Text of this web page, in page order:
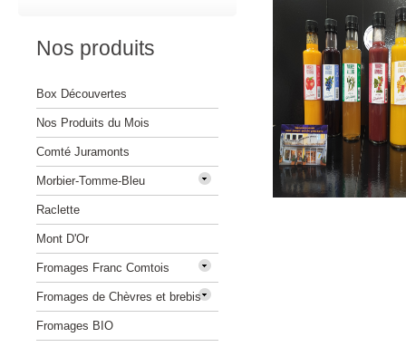
Nos produits
Box Découvertes
Nos Produits du Mois
Comté Juramonts
Morbier-Tomme-Bleu
Raclette
Mont D'Or
Fromages Franc Comtois
Fromages de Chèvres et brebis
Fromages BIO